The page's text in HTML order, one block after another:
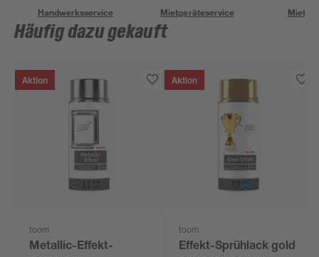
Handwerksservice Mietgeräteservice
Häufig dazu gekauft
Aktion
toom
Metallic-Effekt-
Aktion
toom
Effekt-Sprühlack gold